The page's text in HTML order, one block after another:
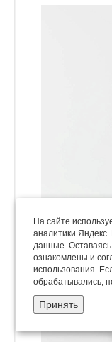
На сайте
аналитики
данные.
ознакомлены и
использования.
обрабатывались,
Принять